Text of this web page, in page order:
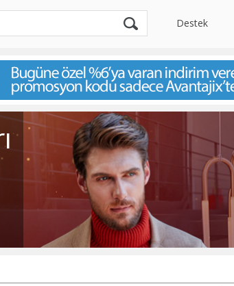
Destek